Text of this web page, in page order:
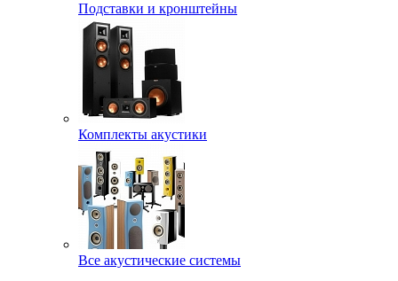
Подставки и кронштейны
Комплекты акустики
Все акустические системы